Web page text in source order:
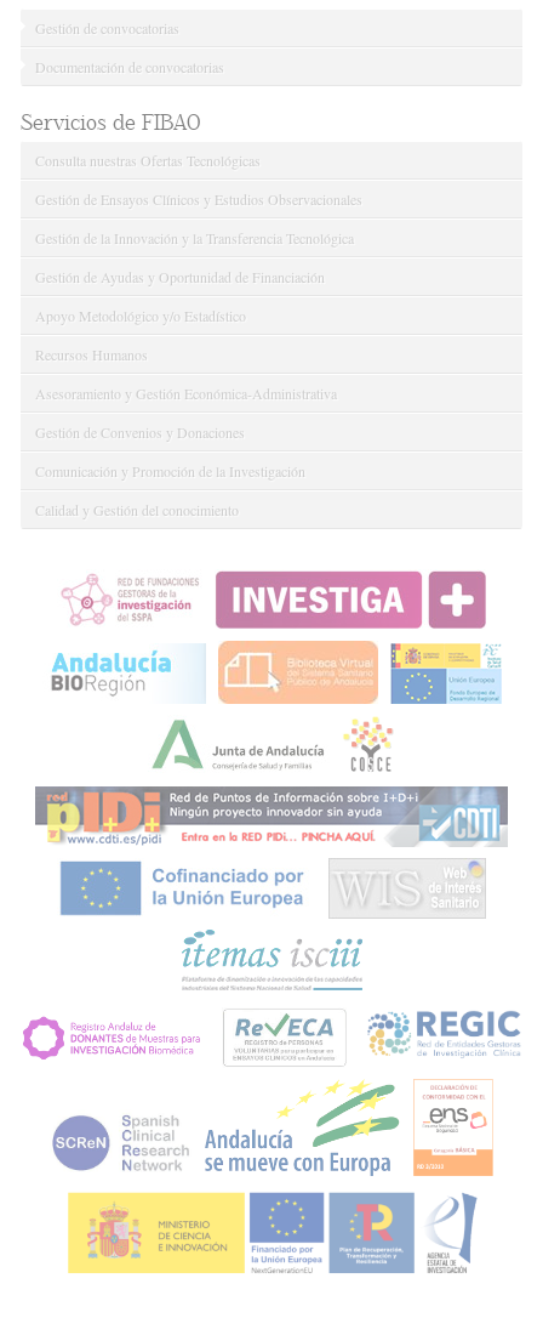
Gestión de convocatorias
Documentación de convocatorias
Servicios de FIBAO
Consulta nuestras Ofertas Tecnológicas
Gestión de Ensayos Clínicos y Estudios Observacionales
Gestión de la Innovación y la Transferencia Tecnológica
Gestión de Ayudas y Oportunidad de Financiación
Apoyo Metodológico y/o Estadístico
Recursos Humanos
Asesoramiento y Gestión Económica-Administrativa
Gestión de Convenios y Donaciones
Comunicación y Promoción de la Investigación
Calidad y Gestión del conocimiento